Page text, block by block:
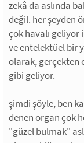
zekâ da aslında
değil. her şeyden
çok havalı
ve entelektüel bir
olarak, gerçekten
gibi geliyor.
şimdi şöyle, ben
denen organ çok
"güzel bulmak"